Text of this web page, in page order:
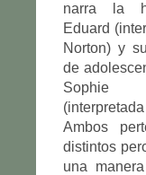
narra la
Eduard
Norton) y
de
Sophie
Ambos
distintos
una